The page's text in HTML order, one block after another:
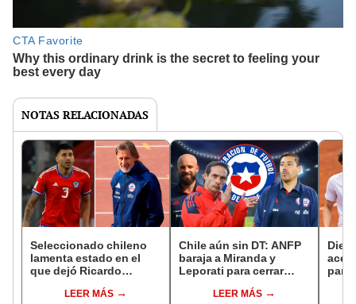
NOTAS RELACIONADAS
Seleccionado chileno
lamenta estado en el
que dejó Ricardo
nosotros es lo peor"
LEER MÁS
Chile aún sin DT: ANFP
baraja a Miranda y
Leporati para cerrar
y UruguayLEER MÁS
para